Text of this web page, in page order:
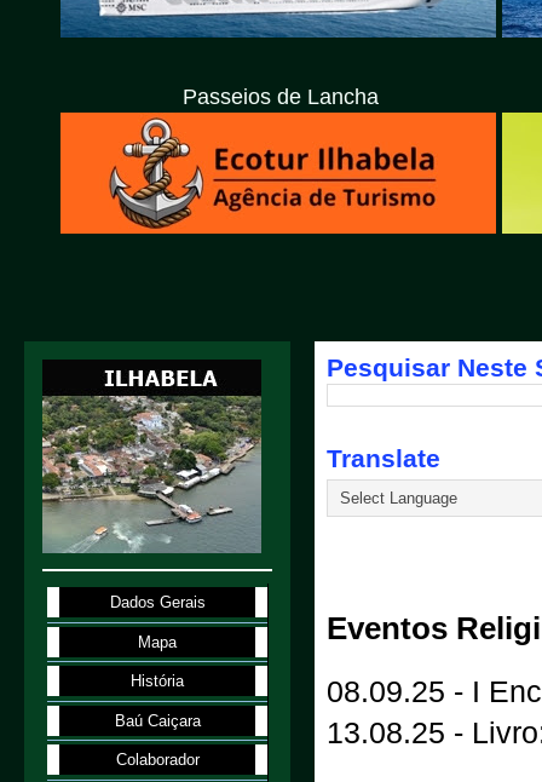
Passeios de Lancha
Pesquisar Neste
Translate
Eventos
08.09.25 - I
13.08.25 -
Dados Gerais
Mapa
História
Baú Caiçara
Colaborador